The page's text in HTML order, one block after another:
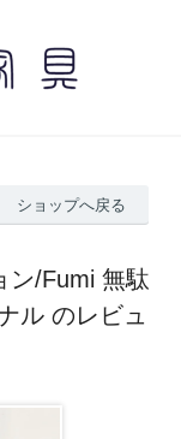
ショップへ戻る
ン/Fumi 無駄
ル のレビュ